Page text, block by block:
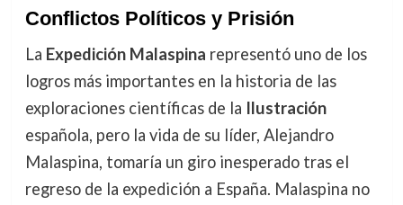
Conflictos Políticos y Prisión
La Expedición Malaspina representó uno de los
logros más importantes en la historia de las
exploraciones científicas de la Ilustración
española, pero la vida de su líder, Alejandro
Malaspina, tomaría un giro inesperado tras el
regreso de la expedición a España. Malaspina no